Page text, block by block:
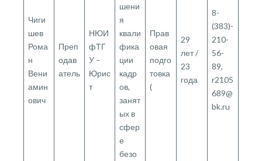
Чиги
шев
Рома
н
Вени
амин
ович
Преп
одав
атель
НЮИ
фТГ
У –
Юрис
т
шени
я
квали
фика
ции
кадр
ов,
занят
ых в
сфер
е
безо
Прав
овая
подго
товка
(
29
лет /
23
года
8-
(383)-
210-
56-
89,
r2105
689@
bk.ru